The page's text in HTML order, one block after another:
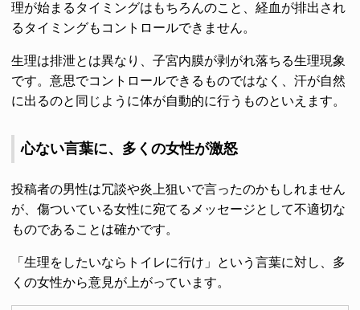
理が始まるタイミングはもちろんのこと、経血が排出され
るタイミングもコントロールできません。
生理は排泄とは異なり、子宮内膜が剥がれ落ちる生理現象
です。意思でコントロールできるものではなく、汗が自然
に出るのと同じように体が自動的に行うものといえます。
心ない言葉に、多くの女性が激怒
投稿者の男性は冗談や炎上狙いで言ったのかもしれません
が、傷ついている女性に宛てるメッセージとして不適切な
ものであることは確かです。
「生理をしたいならトイレに行け」という言葉に対し、多
くの女性から意見が上がっています。